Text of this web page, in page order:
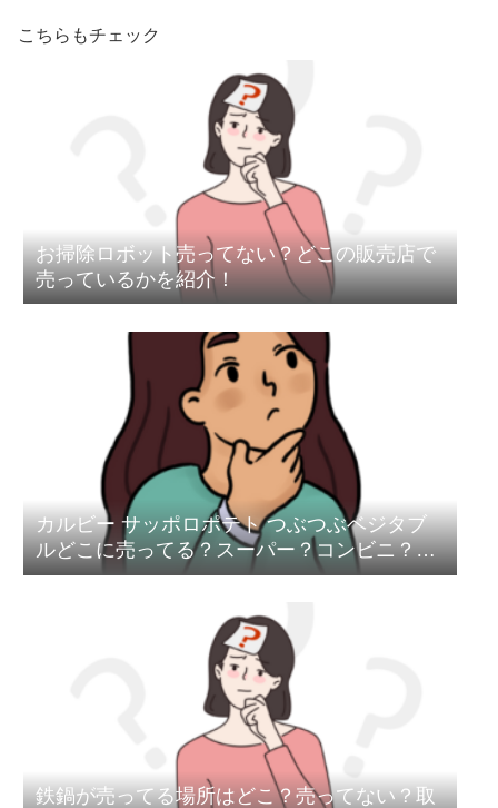
こちらもチェック
お掃除ロボット売ってない？どこの販売店で
売っているかを紹介！
カルビー サッポロポテト つぶつぶベジタブ
ルどこに売ってる？スーパー？コンビニ？売
ってない？
鉄鍋が売ってる場所はどこ？売ってない？取